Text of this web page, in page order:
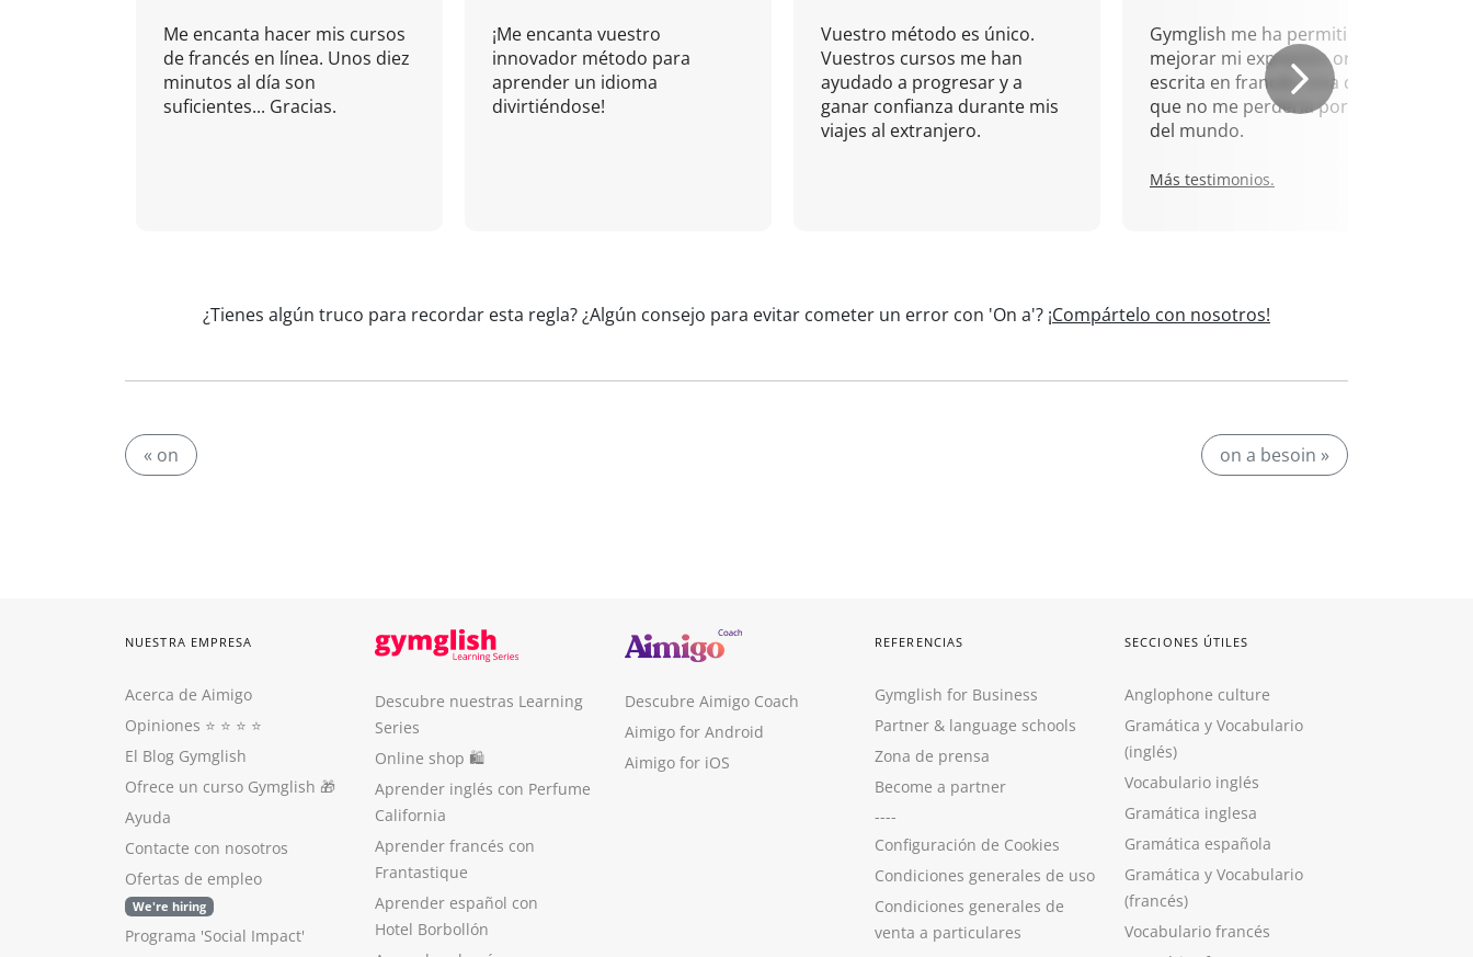
Me encanta hacer mis cursos
de francés en línea. Unos diez
minutos al día son
suficientes... Gracias.
¡Me encanta vuestro
innovador método para
aprender un idioma
divirtiéndose!
Vuestro método es único.
Vuestros cursos me han
ayudado a progresar y a
ganar confianza durante mis
viajes al extranjero.
Gymglish me ha permitido
mejorar mi expresión oral y
escrita en francés. Una cita
que no me perdería por nada
del mundo.
Más testimonios.
¿Tienes algún truco para recordar esta regla? ¿Algún consejo para evitar cometer un error con 'On a'? ¡Compártelo con nosotros!
« on on a besoin »
NUESTRA EMPRESA
Acerca de Aimigo
Opiniones ⭐️ ⭐️ ⭐️ ⭐️
El Blog Gymglish
Ofrece un curso Gymglish 🎁
Ayuda
Contacte con nosotros
Ofertas de empleo
We're hiring
Programa 'Social Impact'
Descubre nuestras Learning
Series
Online shop 🛍
Aprender inglés con Perfume
California
Aprender francés con
Frantastique
Aprender español con
Hotel Borbollón
Descubre Aimigo Coach
Aimigo for Android
Aimigo for iOS
REFERENCIAS
Gymglish for Business
Partner & language schools
Zona de prensa
Become a partner
----
Configuración de Cookies
Condiciones generales de uso
Condiciones generales de
venta a particulares
SECCIONES ÚTILES
Anglophone culture
Gramática y Vocabulario
(inglés)
Vocabulario inglés
Gramática inglesa
Gramática española
Gramática y Vocabulario
(francés)
Vocabulario francés